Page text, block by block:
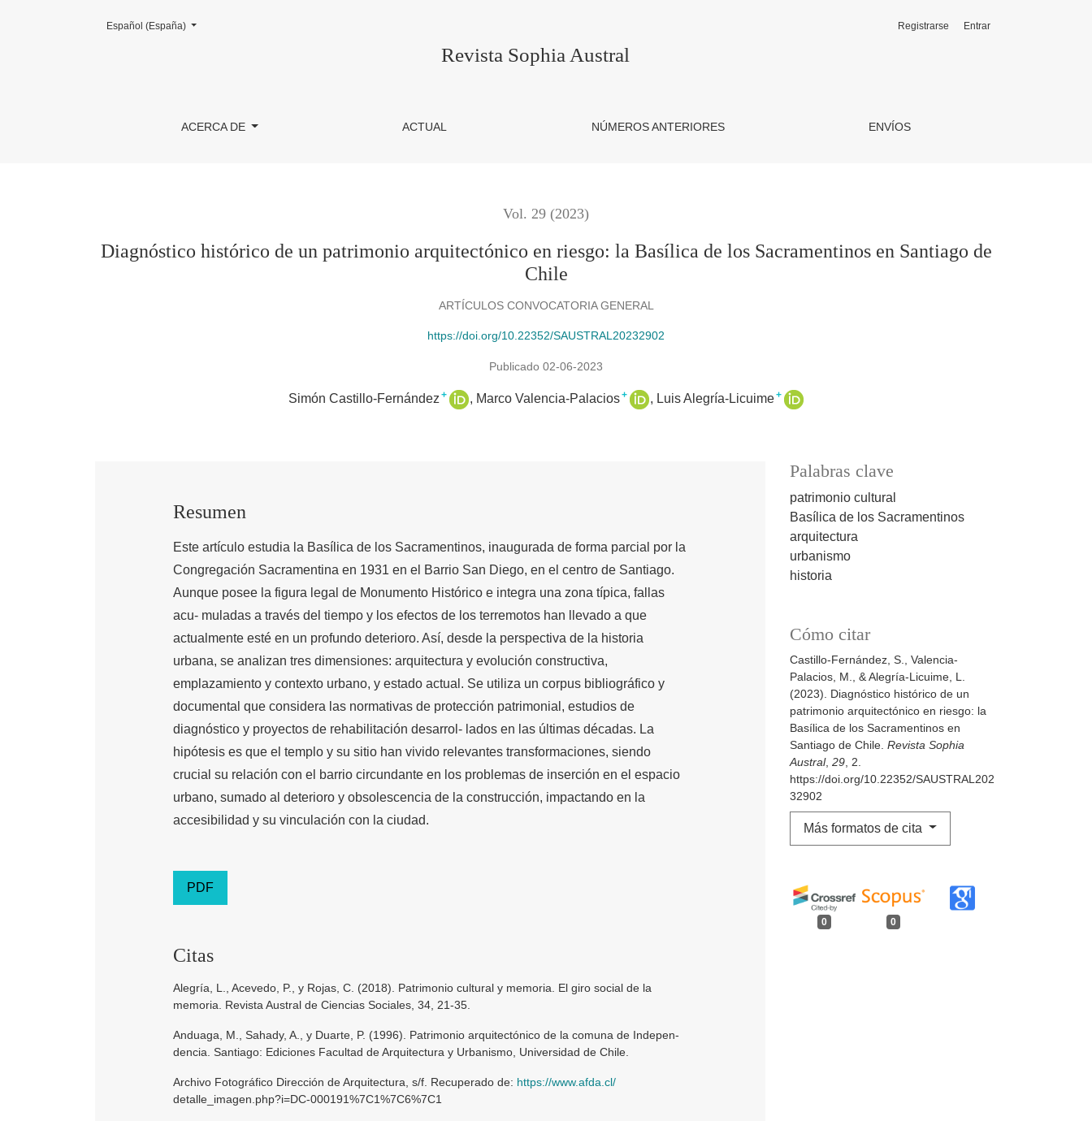
Diagnóstico histórico de un patrimonio arquitectónico en riesgo: la Basílica de los Sacramentinos en Santiago de Chile
Revista Sophia Austral
ACERCA DE ACTUAL NÚMEROS ANTERIORES ENVÍOS
Registrarse Entrar
Cambiar el idioma. El actual es:
Español (España)
Vol. 29 (2023)
Diagnóstico histórico de un patrimonio arquitectónico en riesgo: la Basílica de los Sacramentinos en Santiago de
Chile
ARTÍCULOS CONVOCATORIA GENERAL
https://doi.org/10.22352/SAUSTRAL20232902
Publicado 02-06-2023
Simón Castillo-Fernández + Marco Valencia-Palacios+ Luis Alegría-Licuime+
Palabras clave
patrimonio cultural
Basílica de los Sacramentinos
arquitectura
urbanismo
historia
Cómo citar
Castillo-Fernández, S., Valencia-
Palacios, M., & Alegría-Licuime, L.
(2023). Diagnóstico histórico de un
patrimonio arquitectónico en riesgo: la
Basílica de los Sacramentinos en
Santiago de Chile. Revista Sophia
Austral, 29 , 2.
https://doi.org/10.22352/SAUSTRAL202
32902
Más formatos de cita
0 0
Resumen
Este artículo estudia la Basílica de los Sacramentinos, inaugurada de forma parcial por la
Congregación Sacramentina en 1931 en el Barrio San Diego, en el centro de Santiago.
Aunque posee la figura legal de Monumento Histórico e integra una zona típica, fallas
acu- muladas a través del tiempo y los efectos de los terremotos han llevado a que
actualmente esté en un profundo deterioro. Así, desde la perspectiva de la historia
urbana, se analizan tres dimensiones: arquitectura y evolución constructiva,
emplazamiento y contexto urbano, y estado actual. Se utiliza un corpus bibliográfico y
documental que considera las normativas de protección patrimonial, estudios de
diagnóstico y proyectos de rehabilitación desarrol- lados en las últimas décadas. La
hipótesis es que el templo y su sitio han vivido relevantes transformaciones, siendo
crucial su relación con el barrio circundante en los problemas de inserción en el espacio
urbano, sumado al deterioro y obsolescencia de la construcción, impactando en la
accesibilidad y su vinculación con la ciudad.
PDF
Citas
Alegría, L., Acevedo, P., y Rojas, C. (2018). Patrimonio cultural y memoria. El giro social de la
memoria. Revista Austral de Ciencias Sociales, 34, 21-35.
Anduaga, M., Sahady, A., y Duarte, P. (1996). Patrimonio arquitectónico de la comuna de Indepen-
dencia. Santiago: Ediciones Facultad de Arquitectura y Urbanismo, Universidad de Chile.
Archivo Fotográfico Dirección de Arquitectura, s/f. Recuperado de: https://www.afda.cl/
detalle_imagen.php?i=DC-000191%7C1%7C6%7C1